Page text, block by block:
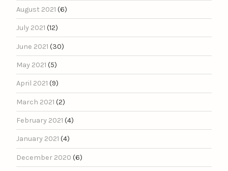
August 2021 (6)
July 2021 (12)
June 2021 (30)
May 2021 (5)
April 2021 (9)
March 2021 (2)
February 2021 (4)
January 2021 (4)
December 2020 (6)